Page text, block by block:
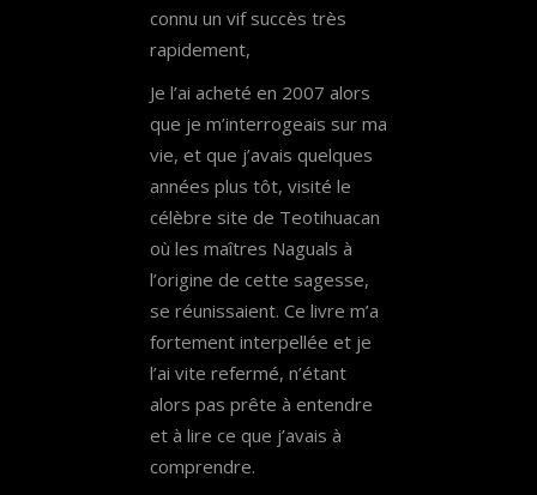
connu un vif succès très
rapidement,
Je l’ai acheté en 2007 alors
que je m’interrogeais sur ma
vie, et que j’avais quelques
années plus tôt, visité le
célèbre site de Teotihuacan
où les maîtres Naguals à
l’origine de cette sagesse,
se réunissaient. Ce livre m’a
fortement interpellée et je
l’ai vite refermé, n’étant
alors pas prête à entendre
et à lire ce que j’avais à
comprendre.